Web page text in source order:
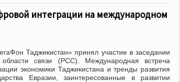
интеграции на международном
Таджикистан» принял участие в заседании
связи (РСС). Международная встреча
экономики Таджикистана и тренды развития
Евразии, заинтересованные в развитии